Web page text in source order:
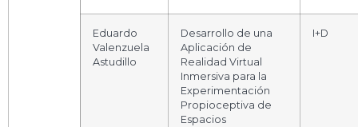
Eduardo
Valenzuela
Astudillo
Desarrollo de una
Aplicación de
Realidad Virtual
Inmersiva para la
Experimentación
Propioceptiva de
Espacios
I+D